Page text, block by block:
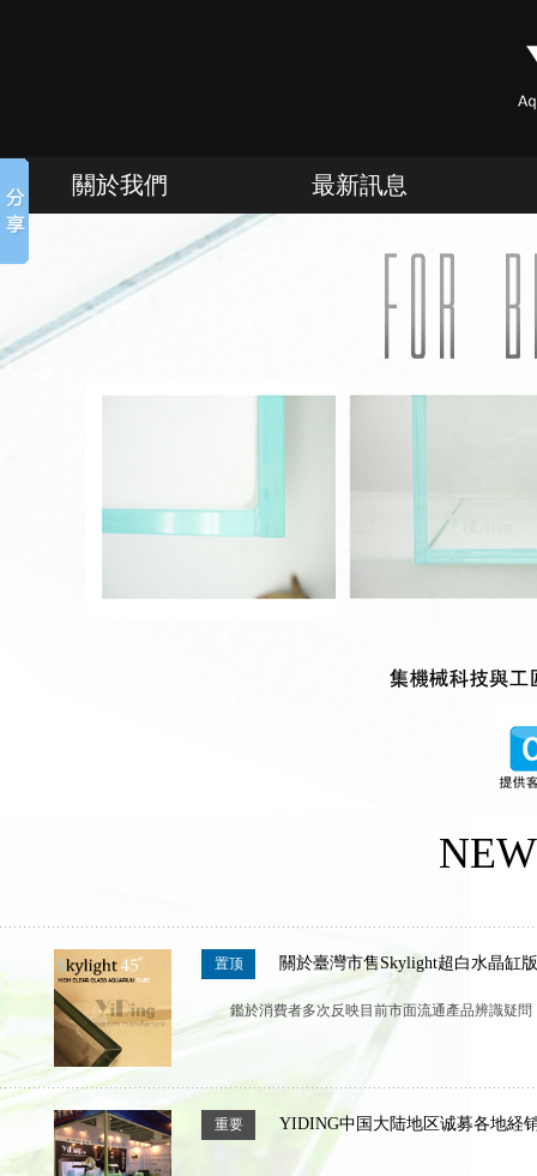
關於我們 最新訊息
置顶 關於臺灣市售Skylight超白水晶缸
鑑於消費者多次反映目前市面流通產品辨識疑
重要 YIDING中国大陆地区诚募各地経